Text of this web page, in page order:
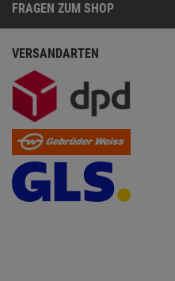
FRAGEN ZUM SHOP
VERSANDARTEN